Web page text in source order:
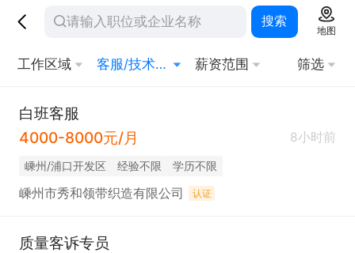
搜索
地图
工作区域 客服/技术支持 薪资范围 筛选
白班客服
4000-8000元/月
8小时前
嵊州/浦口开发区 经验不限 学历不限
嵊州市秀和领带织造有限公司 认证
质量客诉专员